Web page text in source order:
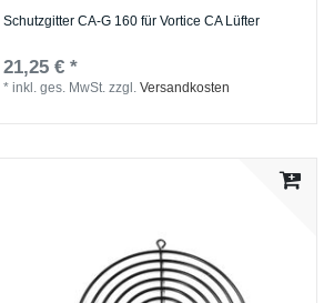
Schutzgitter CA-G 160 für Vortice CA Lüfter
21,25 € *
*inkl. ges. MwSt. zzgl.Versandkosten